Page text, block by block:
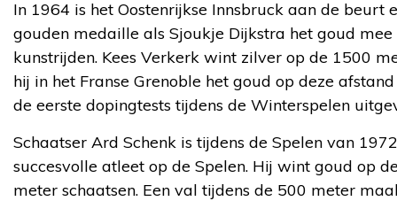
In 1964 is het Oostenrijkse Innsbruck aan de beurt
gouden medaille als Sjoukje Dijkstra het goud
kunstrijden. Kees Verkerk wint zilver op de 1500
hij in het Franse Grenoble het goud op deze
de eerste dopingtests tijdens de Winterspelen
Schaatser Ard Schenk is tijdens de Spelen van
succesvolle atleet op de Spelen. Hij wint goud op
meter schaatsen. Een val tijdens de 500 meter